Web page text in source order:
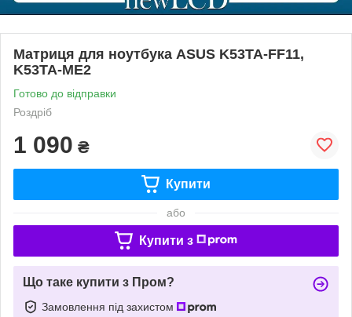
Матриця для ноутбука ASUS K53TA-FF11,
K53TA-ME2
Готово до відправки
Роздріб
1 090 ₴
Купити
або
Купити з
Що таке купити з Пром?
Замовлення під захистом